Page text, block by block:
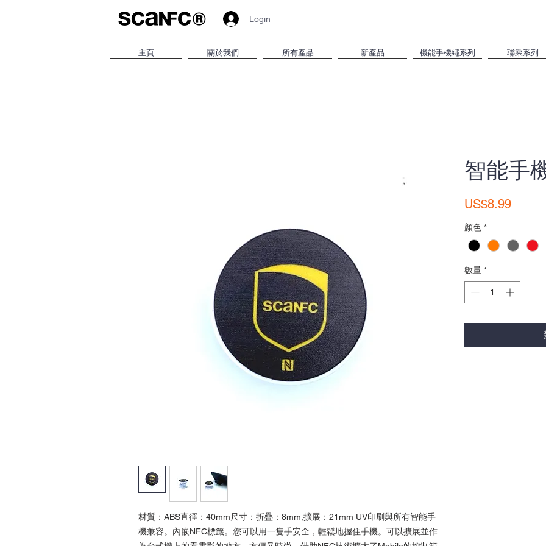
Login
主頁 關於我們 所有產品 新產品 機能手機繩系列 聯乘系列
材質：ABS直徑：40mm尺寸：折疊：8mm;擴展：21mm UV印刷與所有智能手
機兼容。內嵌NFC標籤。您可以用一隻手安全，輕鬆地握住手機。可以擴展並作
智能手
US$8.99價
顏色 *
數量 *